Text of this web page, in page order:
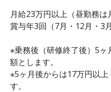
月給23万円以上（昼勤務は
賞与年3回（7月・12月・3月
※乗務後（研修終了後）5
額とします。
※5ヶ月後からは17万円以
す。